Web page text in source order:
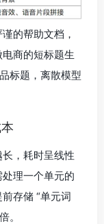
的帮助文档，
商的短标题生
标题，离散模型
，耗时呈线性
理一个单元的
存储 “单元词
。